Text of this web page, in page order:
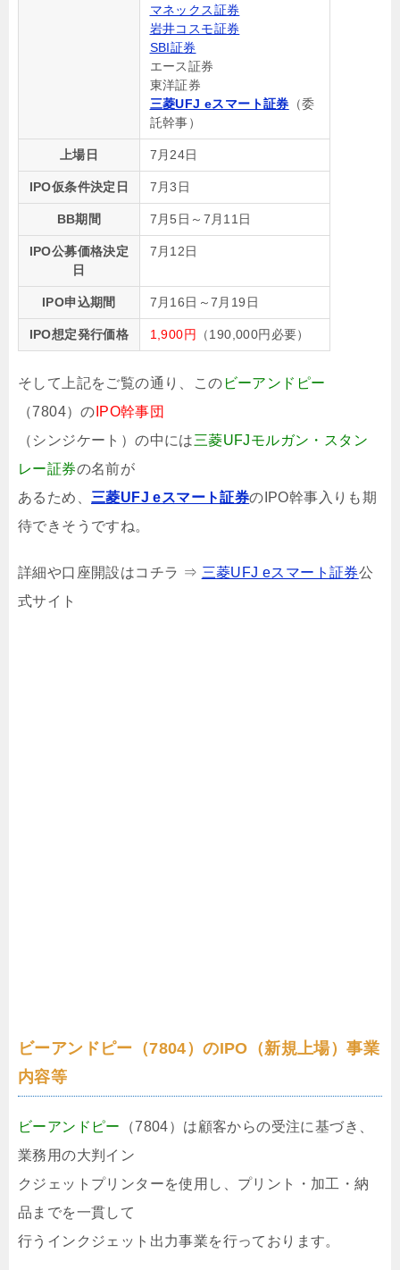
マネックス証券
岩井コスモ証券
SBI証券
エース証券
東洋証券
三菱UFJ eスマート証券 （委
託幹事）
上場日 7月24日
IPO仮条件決定日 7月3日
BB期間 7月5日～7月11日
IPO公募価格決定
日
7月12日
IPO申込期間 7月16日～7月19日
IPO想定発行価格 1,900円 （190,000円必要）
そして上記をご覧の通り、この ビーアンドピー
（7804）の IPO幹事団
（シンジケート）の中には三菱UFJモルガン・スタン
レー証券の名前が
あるため、 三菱UFJ eスマート証券のIPO幹事入りも期
待できそうですね。
詳細や口座開設はコチラ ⇒ 三菱UFJ eスマート証券公
式サイト
ビーアンドピー（7804）のIPO（新規上場）事業
内容等
ビーアンドピー
（7804）は顧客からの受注に基づき、
業務用の大判イン
クジェットプリンターを使用し、プリント・加工・納
品までを一貫して
行うインクジェット出力事業を行っております。